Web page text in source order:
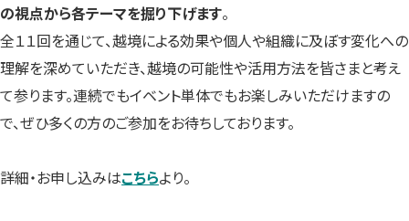
の視点から各テーマを掘り下げます。
全１１回を通じて、越境による効果や個人や組織に及ぼす変化への
理解を深めていただき、越境の可能性や活用方法を皆さまと考え
て参ります。連続でもイベント単体でもお楽しみいただけますの
で、ぜひ多くの方のご参加をお待ちしております。
詳細・お申し込みはこちらより。